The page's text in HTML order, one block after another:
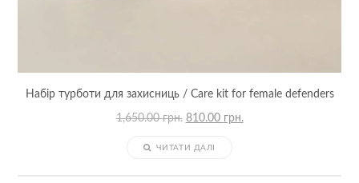
Набір турботи для захисниць / Care kit for female defenders
1,650.00грн. Оригінальна
810.00 грн.
ЧИТАТИ ДАЛІ